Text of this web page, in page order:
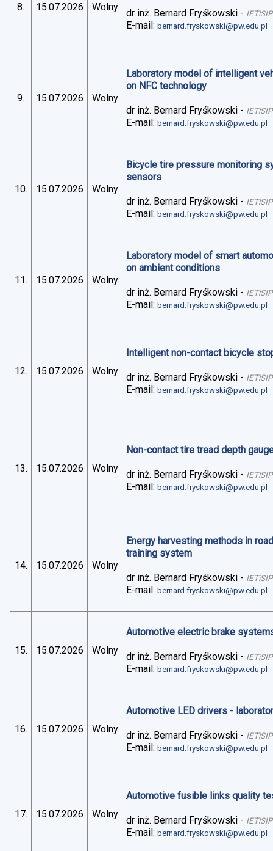
8. 15.07.2026 Wolny
dr inż. Bernard Fryśkowski - IETiSIP
E-mail:bernard.fryskowski@pw.edu.pl
9. 15.07.2026 Wolny
Laboratory model of intelligent
on NFC technology
dr inż. Bernard Fryśkowski - IETiSIP
E-mail:bernard.fryskowski@pw.edu.pl
10. 15.07.2026 Wolny
Bicycle tire pressure monitoring
sensors
dr inż. Bernard Fryśkowski - IETiSIP
E-mail:bernard.fryskowski@pw.edu.pl
11. 15.07.2026 Wolny
Laboratory model of smart
on ambient conditions
dr inż. Bernard Fryśkowski - IETiSIP
E-mail:bernard.fryskowski@pw.edu.pl
12. 15.07.2026 Wolny
Intelligent non-contact bicycle
dr inż. Bernard Fryśkowski - IETiSIP
E-mail:bernard.fryskowski@pw.edu.pl
13. 15.07.2026 Wolny
Non-contact tire tread depth
dr inż. Bernard Fryśkowski - IETiSIP
E-mail:bernard.fryskowski@pw.edu.pl
14. 15.07.2026 Wolny
Energy harvesting methods in
training system
dr inż. Bernard Fryśkowski - IETiSIP
E-mail:bernard.fryskowski@pw.edu.pl
15. 15.07.2026 Wolny
Automotive electric brake
dr inż. Bernard Fryśkowski - IETiSIP
E-mail:bernard.fryskowski@pw.edu.pl
16. 15.07.2026 Wolny
Automotive LED drivers -
dr inż. Bernard Fryśkowski - IETiSIP
E-mail:bernard.fryskowski@pw.edu.pl
17. 15.07.2026 Wolny
Automotive fusible links quality
dr inż. Bernard Fryśkowski - IETiSIP
E-mail:bernard.fryskowski@pw.edu.pl